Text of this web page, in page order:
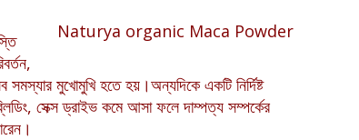
Naturya organic Maca Powder
সমস্যার মুখোমুখি হতে হয়।অন্যদিকে একটি নির্দিষ্ট
সেক্স ড্রাইভ কমে আসা ফলে দাম্পত্য সম্পর্কের